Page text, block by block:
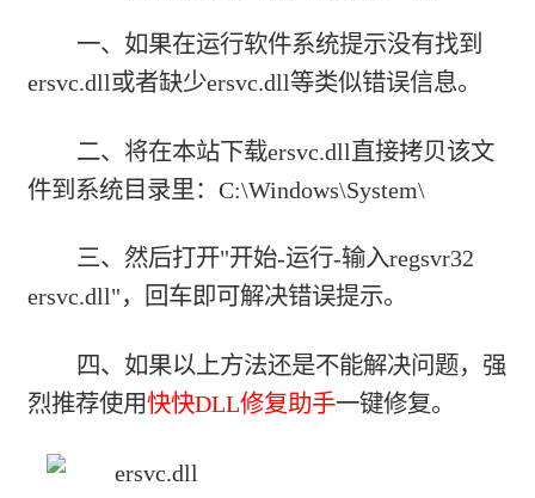
一、如果在运行软件系统提示没有找到
ersvc.dll或者缺少ersvc.dll等类似错误信息。
二、将在本站下载ersvc.dll直接拷贝该文
件到系统目录里：C:\Windows\System\
三、然后打开"开始-运行-输入regsvr32
ersvc.dll"，回车即可解决错误提示。
四、如果以上方法还是不能解决问题，强
烈推荐使用快快DLL修复助手一键修复。